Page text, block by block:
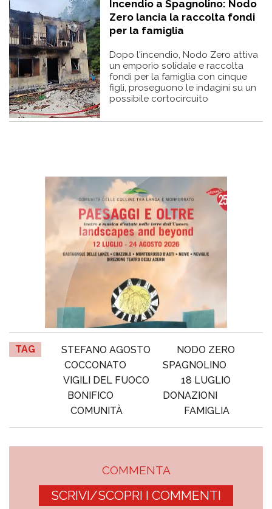
Incendio a Spagnolino: Nodo
Zero lancia la raccolta fondi
per la famiglia
Dopo l'incendio, Nodo Zero attiva
un emporio solidale e raccolta
fondi per la famiglia con cinque
figli, proseguono le indagini su un
possibile cortocircuito
TAG STEFANO AGOSTO
NODO ZERO
COCCONATO
SPAGNOLINO
VIGILI DEL FUOCO
18 LUGLIO
BONIFICO
DONAZIONI
COMUNITÀ
FAMIGLIA
COMMENTA
SCRIVI/SCOPRI I COMMENTI